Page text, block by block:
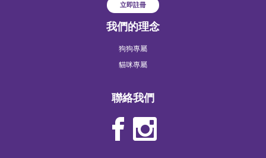
立即註冊
我們的理念
狗狗專屬
貓咪專屬
聯絡我們